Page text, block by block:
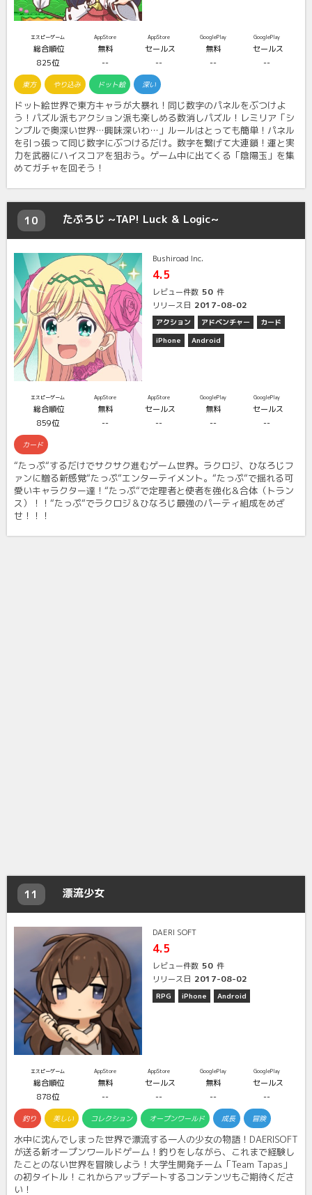
エスピーゲーム
総合順位
825位
AppStore
無料
--
AppStore
セールス
--
GooglePlay
無料
--
GooglePlay
セールス
--
東方 やり込み ドット絵 深い
ドット絵世界で東方キャラが大暴れ！同じ数字のパネルをぶつけよ
う！パズル派もアクション派も楽しめる数消しパズル！レミリア「シ
ンプルで奥深い世界…興味深いわ…」ルールはとっても簡単！パネル
を引っ張って同じ数字にぶつけるだけ。数字を繋げて大連鎖！運と実
力を武器にハイスコアを狙おう。ゲーム中に出てくる「陰陽玉」を集
めてガチャを回そう！
10 たぷろじ ~TAP! Luck & Logic~
Bushiroad Inc.
4.5
レビュー件数 50 件
リリース日 2017-08-02
アクション アドベンチャー
カード
iPhone
Android
エスピーゲーム
総合順位
859位
AppStore
無料
--
AppStore
セールス
--
GooglePlay
無料
--
GooglePlay
セールス
--
カード
“たっぷ“するだけでサクサク進むゲーム世界。ラクロジ、ひなろじフ
ァンに贈る新感覚“たっぷ“エンターテイメント。“たっぷ“で揺れる可
愛いキャラクター達！“たっぷ“で定理者と使者を強化＆合体（トラン
ス）！！“たっぷ“でラクロジ＆ひなろじ最強のパーティ組成をめざ
せ！！！
11 漂流少女
DAERI SOFT
4.5
レビュー件数 50 件
リリース日 2017-08-02
RPG iPhone Android
エスピーゲーム
総合順位
878位
AppStore
無料
--
AppStore
セールス
--
GooglePlay
無料
--
GooglePlay
セールス
--
釣り 美しい コレクション オープンワールド 成長 冒険
水中に沈んでしまった世界で漂流する一人の少女の物語！DAERISOFT
が送る新オープンワールドゲーム！釣りをしながら、これまで経験し
たことのない世界を冒険しよう！大学生開発チーム「Team Tapas」
の初タイトル！これからアップデートするコンテンツもご期待くださ
い！